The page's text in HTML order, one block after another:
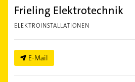
Frieling Elektrotechnik
ELEKTROINSTALLATIONEN
E-Mail